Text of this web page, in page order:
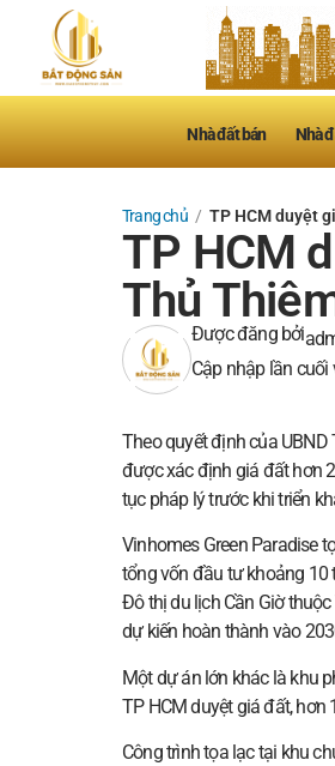
Nhà đất bán Nhà
Trang chủ / TP HCM duyệt
TP HCM
Thủ
Được đăng bởi
Cập nhập lần cuối
Theo quyết định của UBND
được xác định giá đất hơn
tục pháp lý trước khi triển
Vinhomes Green Paradise
tổng vốn đầu tư khoảng 10
Đô thị du lịch Cần Giờ
dự kiến hoàn thành vào
Một dự án lớn khác là khu
TP HCM duyệt giá đất,
Công trình tọa lạc tại khu